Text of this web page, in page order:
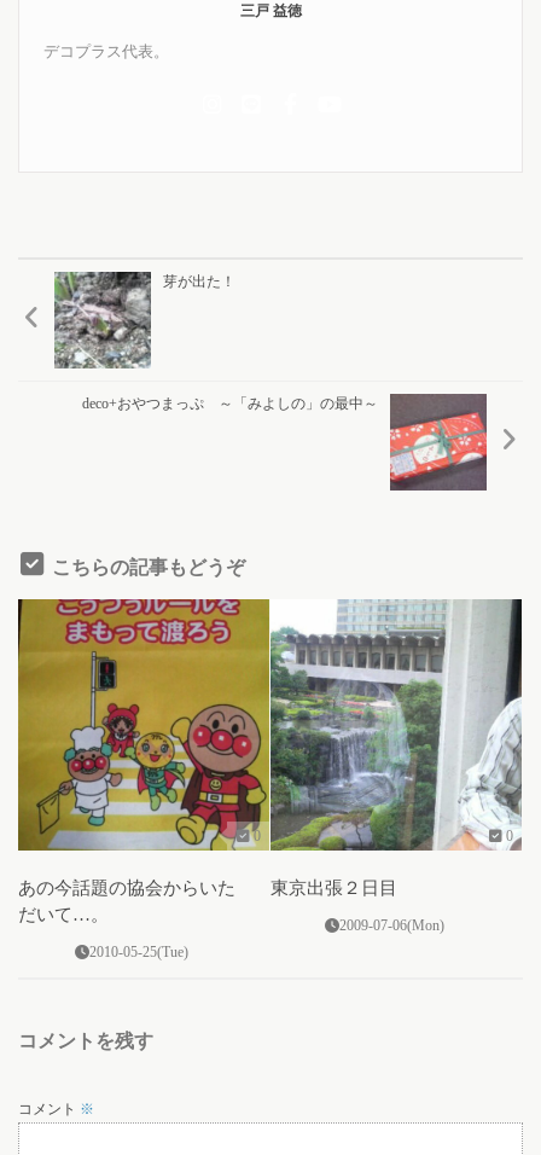
三戸 益徳
デコプラス代表。
芽が出た！
deco+おやつまっぷ ～「みよしの」の最中～
こちらの記事もどうぞ
0
あの今話題の協会からいた
だいて…。
2010-05-25(Tue)
0
東京出張２日目
2009-07-06(Mon)
コメントを残す
コメント ※